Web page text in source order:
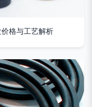
格与工艺解析